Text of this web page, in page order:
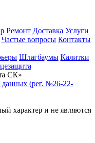
Ремонт Доставка Услуги
Частые вопросы Контакты
Шлагбаумы Калитки
СК»
данных (рег. №26-22-
характер и не являются